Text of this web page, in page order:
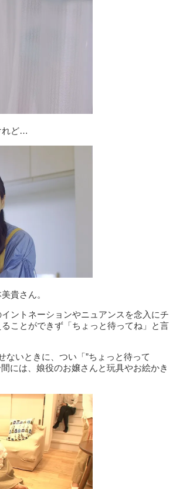
れど…
貴さん。
ントネーションやニュアンスを念入にチ
ことができず「ちょっと待ってね」と言
いときに、つい「”ちょっと待って
には、娘役のお嬢さんと玩具やお絵かき